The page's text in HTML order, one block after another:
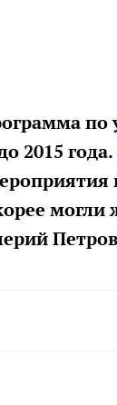
по
2015
могли